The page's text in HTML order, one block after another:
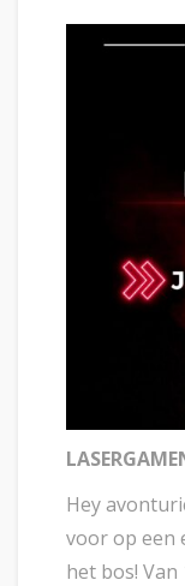
Hey
voor op een
het bos! Van